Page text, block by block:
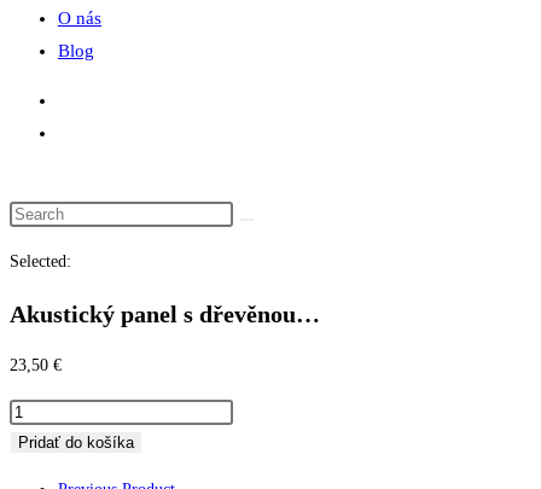
O nás
Blog
Selected:
Akustický panel s dřevěnou…
23,50 €
množstvo
Akustický
Pridať do košíka